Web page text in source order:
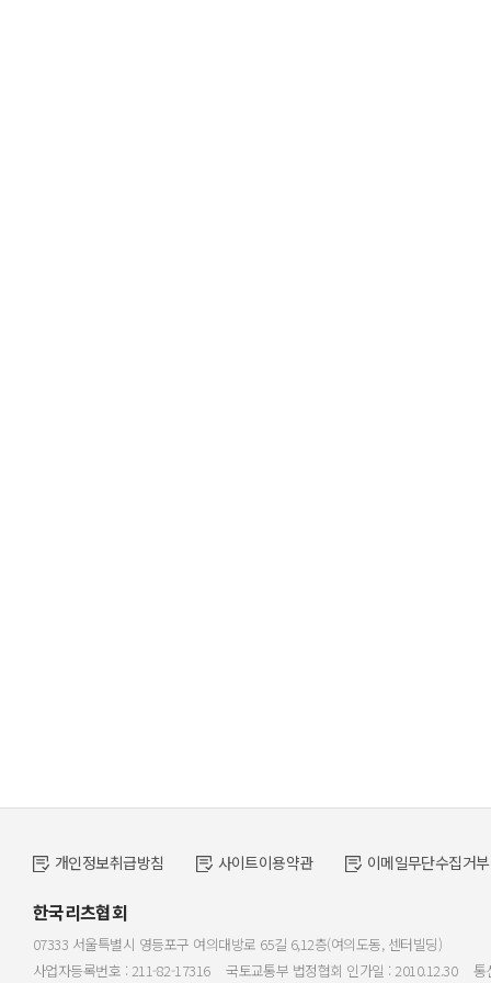
개인정보취급방침 사이트이용약관 이메일무단수집거부
한국리츠협회
07333 서울특별시 영등포구 여의대방로 65길 6,12층(여의도동, 센터빌딩)
사업자등록번호 : 211-82-17316
국토교통부 법정협회 인가일 : 2010.12.30 통